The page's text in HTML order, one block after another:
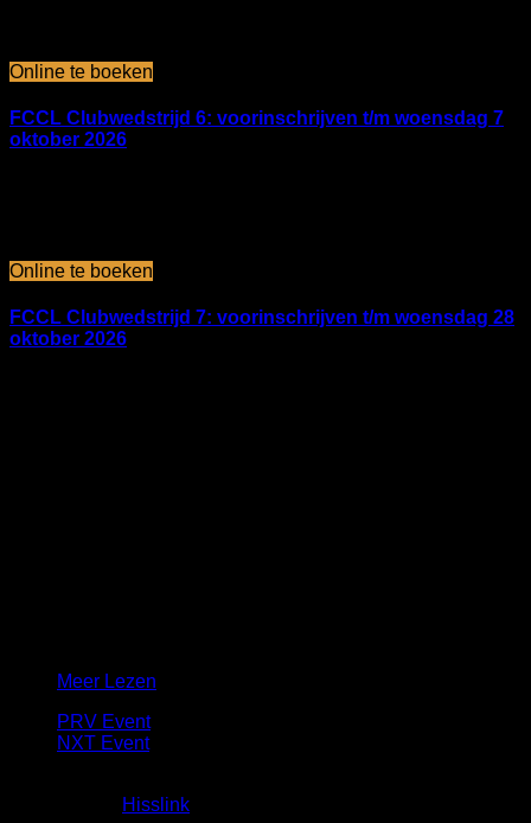
Online te boeken
FCCL Clubwedstrijd 6: voorinschrijven t/m woensdag 7
oktober 2026
Online te boeken
FCCL Clubwedstrijd 7: voorinschrijven t/m woensdag 28
oktober 2026
Meer Lezen
PRV Event
NXT Event
Hisslink